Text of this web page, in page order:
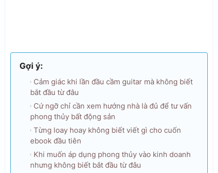
Gợi ý:
Cảm giác khi lần đầu cầm guitar mà không biết
bắt đầu từ đâu
Cứ ngỡ chỉ cần xem hướng nhà là đủ để tư vấn
phong thủy bất động sản
Từng loay hoay không biết viết gì cho cuốn
ebook đầu tiên
Khi muốn áp dụng phong thủy vào kinh doanh
nhưng không biết bắt đầu từ đâu